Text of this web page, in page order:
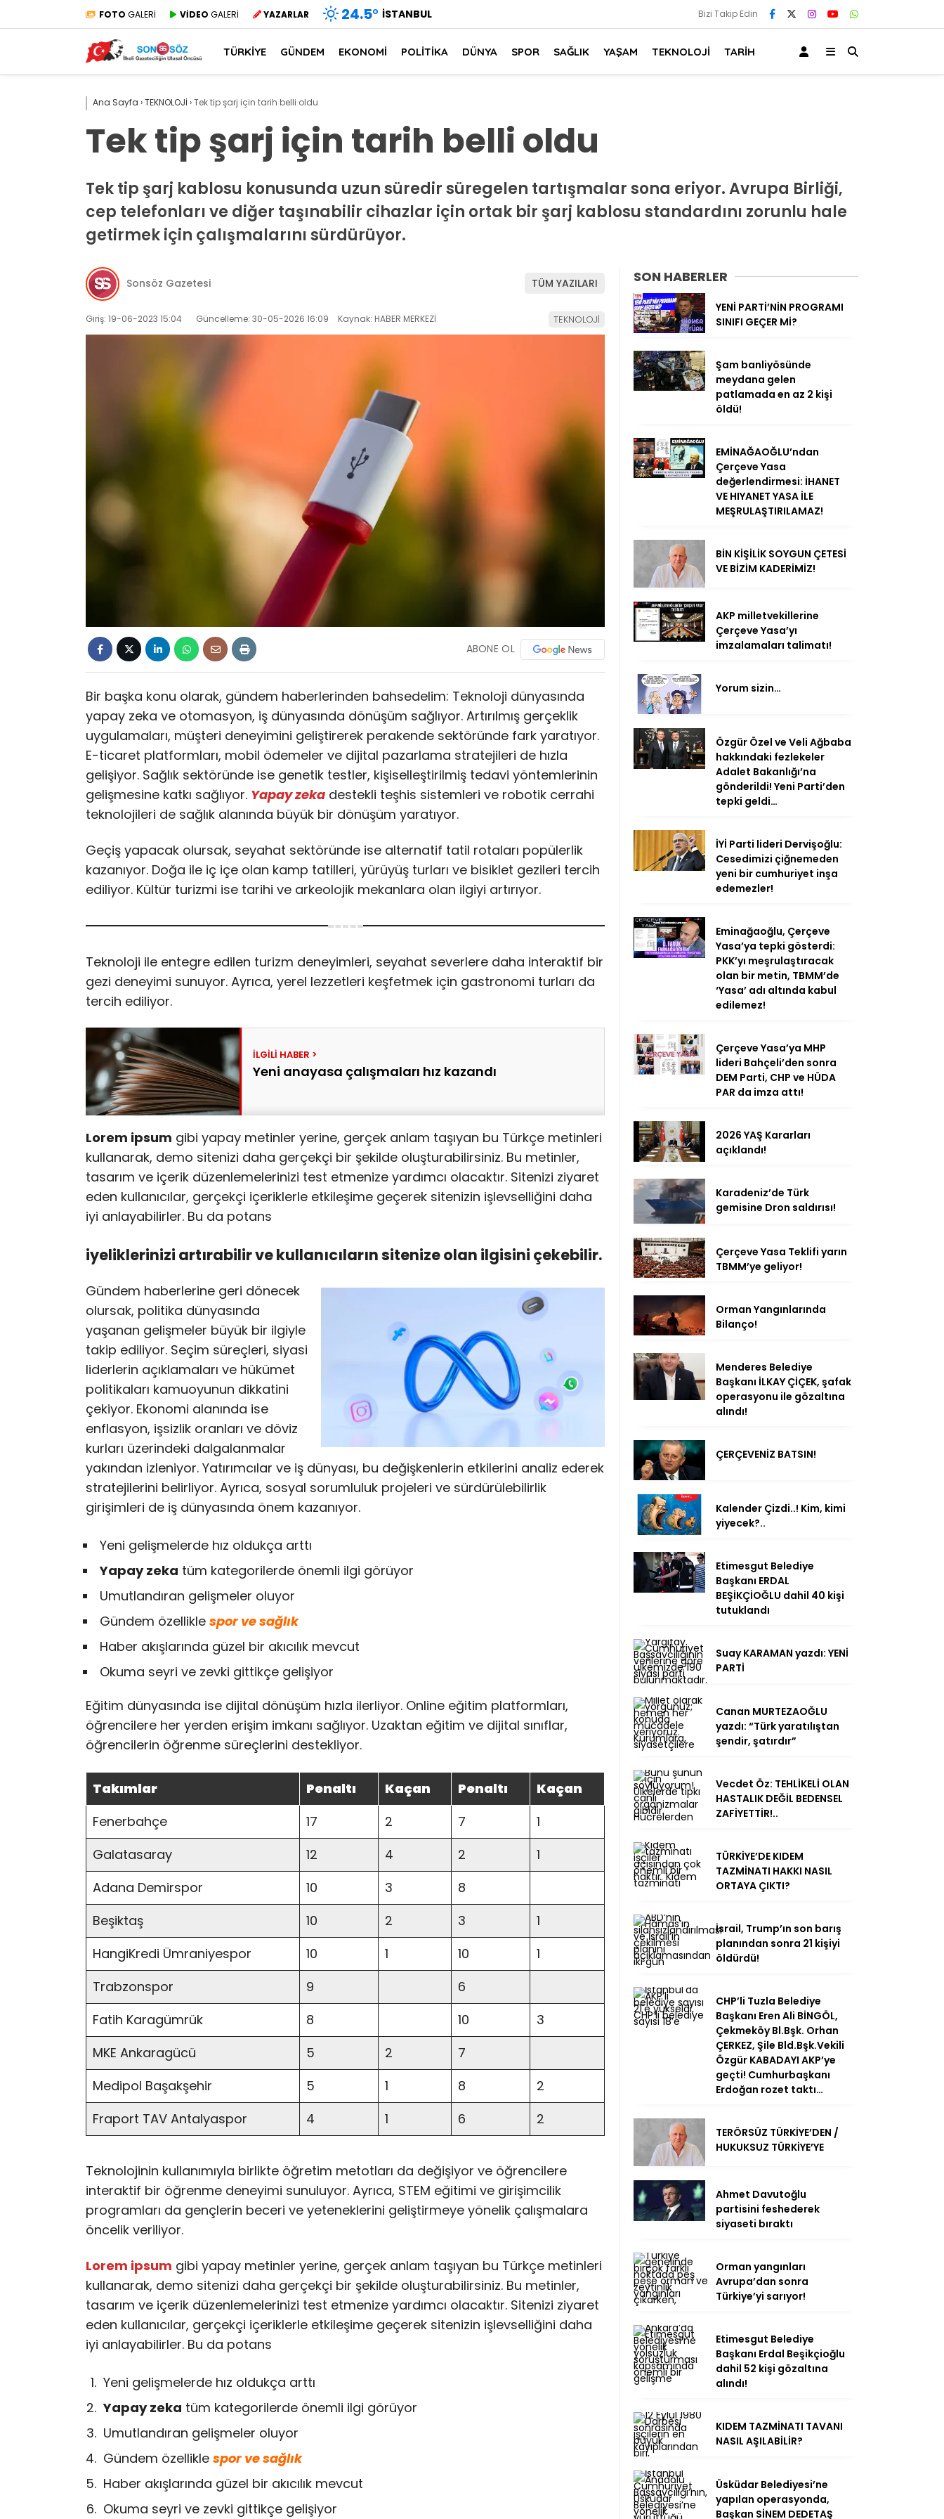
FOTO GALERİ VİDEO GALERİ YAZARLAR 24.5° İSTANBUL Bizi Takip Edin
TÜRKİYE GÜNDEM EKONOMİ POLİTİKA DÜNYA SPOR SAĞLIK YAŞAM TEKNOLOJİ TARİH
Ana Sayfa ›TEKNOLOJİ ›Tek tip şarj için tarih belli oldu
Tek tip şarj için tarih belli oldu
Tek tip şarj kablosu konusunda uzun süredir süregelen tartışmalar sona eriyor. Avrupa Birliği,
cep telefonları ve diğer taşınabilir cihazlar için ortak bir şarj kablosu standardını zorunlu hale
getirmek için çalışmalarını sürdürüyor.
Sonsöz Gazetesi TÜM YAZILARI
Giriş: 19-06-2023 15:04 Güncelleme: 30-05-2026 16:09 Kaynak: HABER MERKEZİ TEKNOLOJİ
ABONE OL
Bir başka konu olarak, gündem haberlerinden bahsedelim: Teknoloji dünyasında
yapay zeka ve otomasyon, iş dünyasında dönüşüm sağlıyor. Artırılmış gerçeklik
uygulamaları, müşteri deneyimini geliştirerek perakende sektöründe fark yaratıyor.
E-ticaret platformları, mobil ödemeler ve dijital pazarlama stratejileri de hızla
gelişiyor. Sağlık sektöründe ise genetik testler, kişiselleştirilmiş tedavi yöntemlerinin
gelişmesine katkı sağlıyor. Yapay zeka destekli teşhis sistemleri ve robotik cerrahi
teknolojileri de sağlık alanında büyük bir dönüşüm yaratıyor.
Geçiş yapacak olursak, seyahat sektöründe ise alternatif tatil rotaları popülerlik
kazanıyor. Doğa ile iç içe olan kamp tatilleri, yürüyüş turları ve bisiklet gezileri tercih
ediliyor. Kültür turizmi ise tarihi ve arkeolojik mekanlara olan ilgiyi artırıyor.
Teknoloji ile entegre edilen turizm deneyimleri, seyahat severlere daha interaktif bir
gezi deneyimi sunuyor. Ayrıca, yerel lezzetleri keşfetmek için gastronomi turları da
tercih ediliyor.
Yeni anayasa çalışmaları hız kazandı
Lorem ipsum gibi yapay metinler yerine, gerçek anlam taşıyan bu Türkçe metinleri
kullanarak, demo sitenizi daha gerçekçi bir şekilde oluşturabilirsiniz. Bu metinler,
tasarım ve içerik düzenlemelerinizi test etmenize yardımcı olacaktır. Sitenizi ziyaret
eden kullanıcılar, gerçekçi içeriklerle etkileşime geçerek sitenizin işlevselliğini daha
iyi anlayabilirler. Bu da potans
iyeliklerinizi artırabilir ve kullanıcıların sitenize olan ilgisini çekebilir.
Gündem haberlerine geri dönecek
olursak, politika dünyasında
yaşanan gelişmeler büyük bir ilgiyle
takip ediliyor. Seçim süreçleri, siyasi
liderlerin açıklamaları ve hükümet
politikaları kamuoyunun dikkatini
çekiyor. Ekonomi alanında ise
enflasyon, işsizlik oranları ve döviz
kurları üzerindeki dalgalanmalar
yakından izleniyor. Yatırımcılar ve iş dünyası, bu değişkenlerin etkilerini analiz ederek
stratejilerini belirliyor. Ayrıca, sosyal sorumluluk projeleri ve sürdürülebilirlik
girişimleri de iş dünyasında önem kazanıyor.
Yeni gelişmelerde hız oldukça arttı
Yapay zeka tüm kategorilerde önemli ilgi görüyor
Umutlandıran gelişmeler oluyor
Gündem özellikle spor ve sağlık
Haber akışlarında güzel bir akıcılık mevcut
Okuma seyri ve zevki gittikçe gelişiyor
Eğitim dünyasında ise dijital dönüşüm hızla ilerliyor. Online eğitim platformları,
öğrencilere her yerden erişim imkanı sağlıyor. Uzaktan eğitim ve dijital sınıflar,
öğrencilerin öğrenme süreçlerini destekliyor.
Takımlar Penaltı Kaçan Penaltı
Kaçan
Fenerbahçe
17 2 7
1
Galatasaray
12 4 2
1
Adana Demirspor
10 3
8
Beşiktaş
10 2 3
1
HangiKredi Ümraniyespor
10 1 10
1
Trabzonspor
9
6
Fatih Karagümrük
8 10
3
MKE Ankaragücü
5 2
7
Medipol Başakşehir
5 1 8
2
Fraport TAV Antalyaspor
4 1 6 2
Teknolojinin kullanımıyla birlikte öğretim metotları da değişiyor ve öğrencilere
interaktif bir öğrenme deneyimi sunuluyor. Ayrıca, STEM eğitimi ve girişimcilik
programları da gençlerin beceri ve yeteneklerini geliştirmeye yönelik çalışmalara
öncelik veriliyor.
Lorem ipsum gibi yapay metinler yerine, gerçek anlam taşıyan bu Türkçe metinleri
kullanarak, demo sitenizi daha gerçekçi bir şekilde oluşturabilirsiniz. Bu metinler,
tasarım ve içerik düzenlemelerinizi test etmenize yardımcı olacaktır. Sitenizi ziyaret
eden kullanıcılar, gerçekçi içeriklerle etkileşime geçerek sitenizin işlevselliğini daha
iyi anlayabilirler. Bu da potans
Yeni gelişmelerde hız oldukça arttı
Yapay zeka tüm kategorilerde önemli ilgi görüyor
Umutlandıran gelişmeler oluyor
Gündem özellikle spor ve sağlık
Haber akışlarında güzel bir akıcılık mevcut
Okuma seyri ve zevki gittikçe gelişiyor
SON HABERLER
YENİ PARTİ’NİN PROGRAMI
SINIFI GEÇER Mİ?
Şam banliyösünde
meydana gelen
patlamada en az 2 kişi
öldü!
EMİNAĞAOĞLU’ndan
Çerçeve Yasa
değerlendirmesi: İHANET
VE HIYANET YASA İLE
MEŞRULAŞTIRILAMAZ!
BİN KİŞİLİK SOYGUN ÇETESİ
VE BİZİM KADERİMİZ!
AKP milletvekillerine
Çerçeve Yasa’yı
imzalamaları talimatı!
Yorum sizin…
Özgür Özel ve Veli Ağbaba
hakkındaki fezlekeler
Adalet Bakanlığı’na
gönderildi! Yeni Parti’den
tepki geldi…
İYİ Parti lideri Dervişoğlu:
Cesedimizi çiğnemeden
yeni bir cumhuriyet inşa
edemezler!
Eminağaoğlu, Çerçeve
Yasa’ya tepki gösterdi:
PKK’yı meşrulaştıracak
olan bir metin, TBMM’de
‘Yasa’ adı altında kabul
edilemez!
Çerçeve Yasa’ya MHP
lideri Bahçeli’den sonra
DEM Parti, CHP ve HÜDA
PAR da imza attı!
2026 YAŞ Kararları
açıklandı!
Karadeniz’de Türk
gemisine Dron saldırısı!
Çerçeve Yasa Teklifi yarın
TBMM’ye geliyor!
Orman Yangınlarında
Bilanço!
Menderes Belediye
Başkanı İLKAY ÇİÇEK, şafak
operasyonu ile gözaltına
alındı!
ÇERÇEVENİZ BATSIN!
Kalender Çizdi..! Kim, kimi
yiyecek?..
Etimesgut Belediye
Başkanı ERDAL
BEŞİKÇİOĞLU dahil 40 kişi
tutuklandı
Suay KARAMAN yazdı: YENİ
PARTİ
Canan MURTEZAOĞLU
yazdı: “Türk yaratılıştan
şendir, şatırdır”
Vecdet Öz: TEHLİKELİ OLAN
HASTALIK DEĞİL BEDENSEL
ZAFİYETTİR!..
TÜRKİYE’DE KIDEM
TAZMİNATI HAKKI NASIL
ORTAYA ÇIKTI?
İsrail, Trump’ın son barış
planından sonra 21 kişiyi
öldürdü!
CHP’li Tuzla Belediye
Başkanı Eren Ali BİNGÖL,
Çekmeköy Bl.Bşk. Orhan
ÇERKEZ, Şile Bld.Bşk.Vekili
Özgür KABADAYI AKP’ye
geçti! Cumhurbaşkanı
Erdoğan rozet taktı…
TERÖRSÜZ TÜRKİYE’DEN /
HUKUKSUZ TÜRKİYE’YE
Ahmet Davutoğlu
partisini feshederek
siyaseti bıraktı
Orman yangınları
Avrupa’dan sonra
Türkiye’yi sarıyor!
Etimesgut Belediye
Başkanı Erdal Beşikçioğlu
dahil 52 kişi gözaltına
alındı!
KIDEM TAZMİNATI TAVANI
NASIL AŞILABİLİR?
Üsküdar Belediyesi’ne
yapılan operasyonda,
Başkan SİNEM DEDETAŞ